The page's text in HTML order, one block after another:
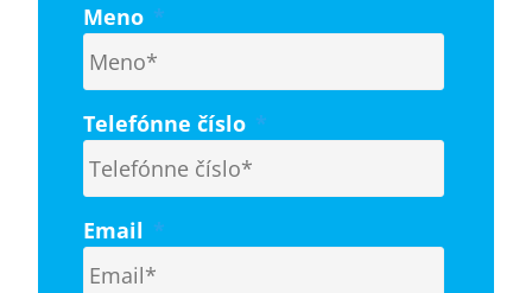
Meno *
Telefónne číslo *
Email *